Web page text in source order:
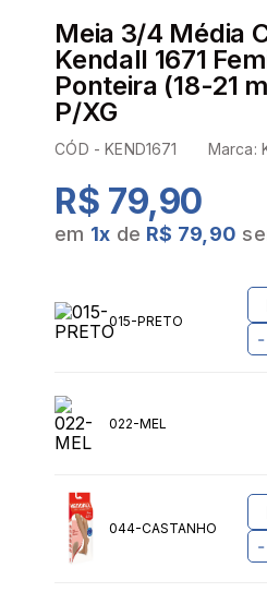
Meia 3/4 Média
Kendall 1671
Ponteira (18-21
P/XG
CÓD -KEND1671 Marca:
R$ 79,90
em 1x de R$ 79,90
PROVADOR
TABELA DE